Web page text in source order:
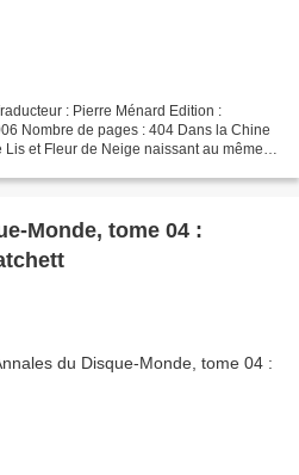
: Pierre Ménard Edition :
Nombre de pages : 404 Dans la Chine
et Fleur de Neige naissant au même
Monde, tome 04 :